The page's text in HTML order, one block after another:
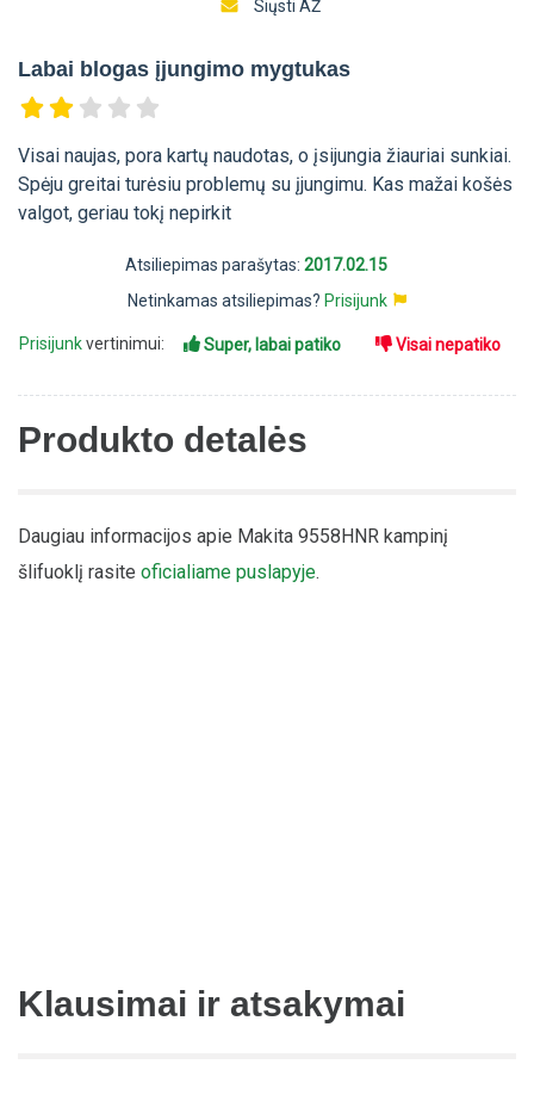
Siųsti AŽ
Labai blogas įjungimo mygtukas
Visai naujas, pora kartų naudotas, o įsijungia žiauriai sunkiai.
Spėju greitai turėsiu problemų su įjungimu. Kas mažai košės
valgot, geriau tokį nepirkit
Atsiliepimas parašytas: 2017.02.15
Netinkamas atsiliepimas? Prisijunk
Prisijunkvertinimui: Super, labai patiko Visai nepatiko
Produkto detalės
Daugiau informacijos apie Makita 9558HNR kampinį
šlifuoklį rasite oficialiame puslapyje.
Klausimai ir atsakymai